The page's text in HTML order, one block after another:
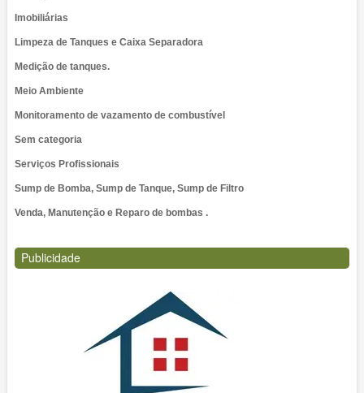
Imobiliárias
Limpeza de Tanques e Caixa Separadora
Medição de tanques.
Meio Ambiente
Monitoramento de vazamento de combustível
Sem categoria
Serviços Profissionais
Sump de Bomba, Sump de Tanque, Sump de Filtro
Venda, Manutenção e Reparo de bombas .
Publicidade